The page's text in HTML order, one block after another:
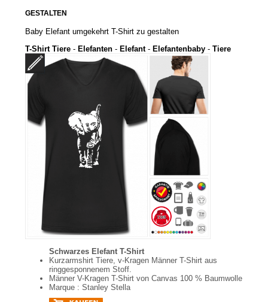
GESTALTEN
Baby Elefant umgekehrt T-Shirt zu gestalten
T-Shirt Tiere- Elefanten- Elefant- Elefantenbaby- Tiere
Schwarzes Elefant T-Shirt
Kurzarmshirt Tiere, v-Kragen Männer T-Shirt aus
ringgesponnenem Stoff.
Männer V-Kragen T-Shirt von Canvas 100 % Baumwolle
Marque : Stanley Stella